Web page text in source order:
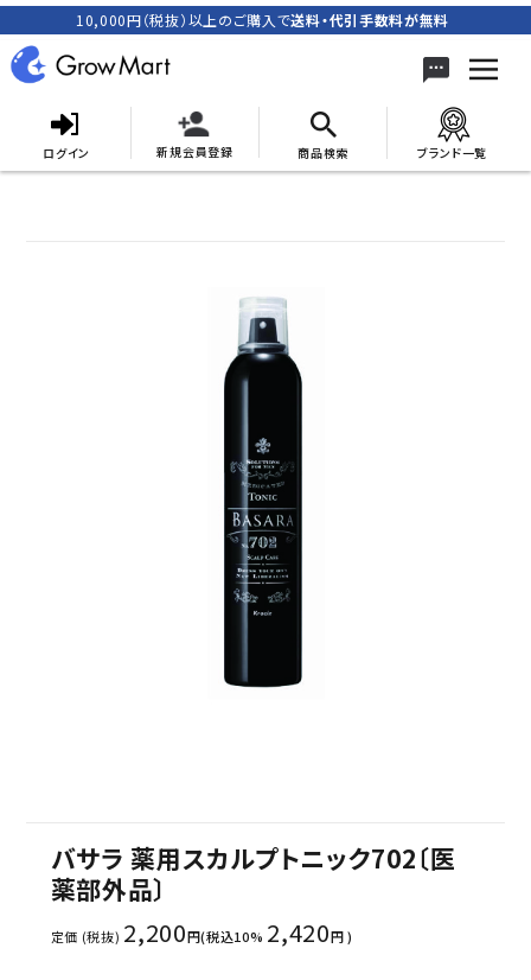
10,000円（税抜）以上のご購入で送料・代引手数料が無料
ログイン 新規会員登録 商品検索 ブランド一覧
新規会員登録
お問い合わせ
バサラ 薬用スカルプトニック702〔医
薬部外品〕
定価 (税抜) 2,200円(税込10% 2,420円 )